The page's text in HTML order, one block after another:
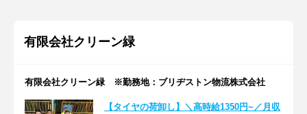
有限会社クリーン緑
有限会社クリーン緑 ※勤務地：ブリヂストン物流株式会社
【タイヤの荷卸し】＼高時給1350円~／月収